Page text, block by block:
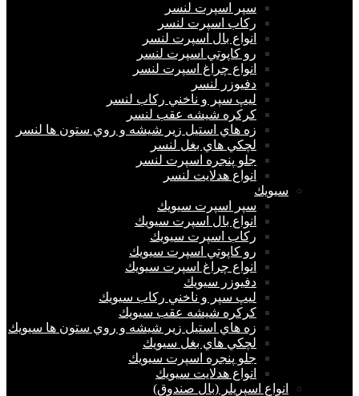
سپر اسپرت لنسر
ركاب اسپرت لنسر
انواع بال اسپرت لنسر
رو كاپوتي اسپرت لنسر
انواع چراغ اسپرت لنسر
دفيوزر لنسر
ليپ سپر و ناخني ركاب لنسر
كركره شيشه عقب لنسر
زه هاي استيل زير شيشه و روي ستون ها لنسر
لچكي هاي بغل لنسر
جلو پنجره اسپرت لنسر
انواع هدلايت لنسر
سيويك
سپر اسپرت سيويك
انواع بال اسپرت سيويك
ركاب اسپرت سيويك
رو كاپوتي اسپرت سيويك
انواع چراغ اسپرت سيويك
دفيوزر سيويك
ليپ سپر و ناخني ركاب سيويك
كركره شيشه عقب سيويك
زه هاي استيل زير شيشه و روي ستون ها سيويك
لچكي هاي بغل سيويك
جلو پنجره اسپرت سيويك
انواع هدلايت سيويك
انواع اسپريلر (بال صندوق)